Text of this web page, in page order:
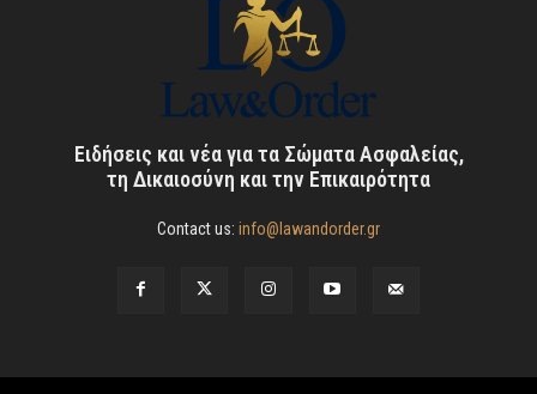
Ειδήσεις και νέα για τα Σώματα Ασφαλείας,
τη Δικαιοσύνη και την Επικαιρότητα
Contact us: info@lawandorder.gr